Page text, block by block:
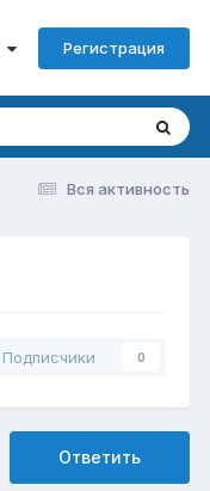
Регистрация
Вся активность
Подписчики 0
Ответить